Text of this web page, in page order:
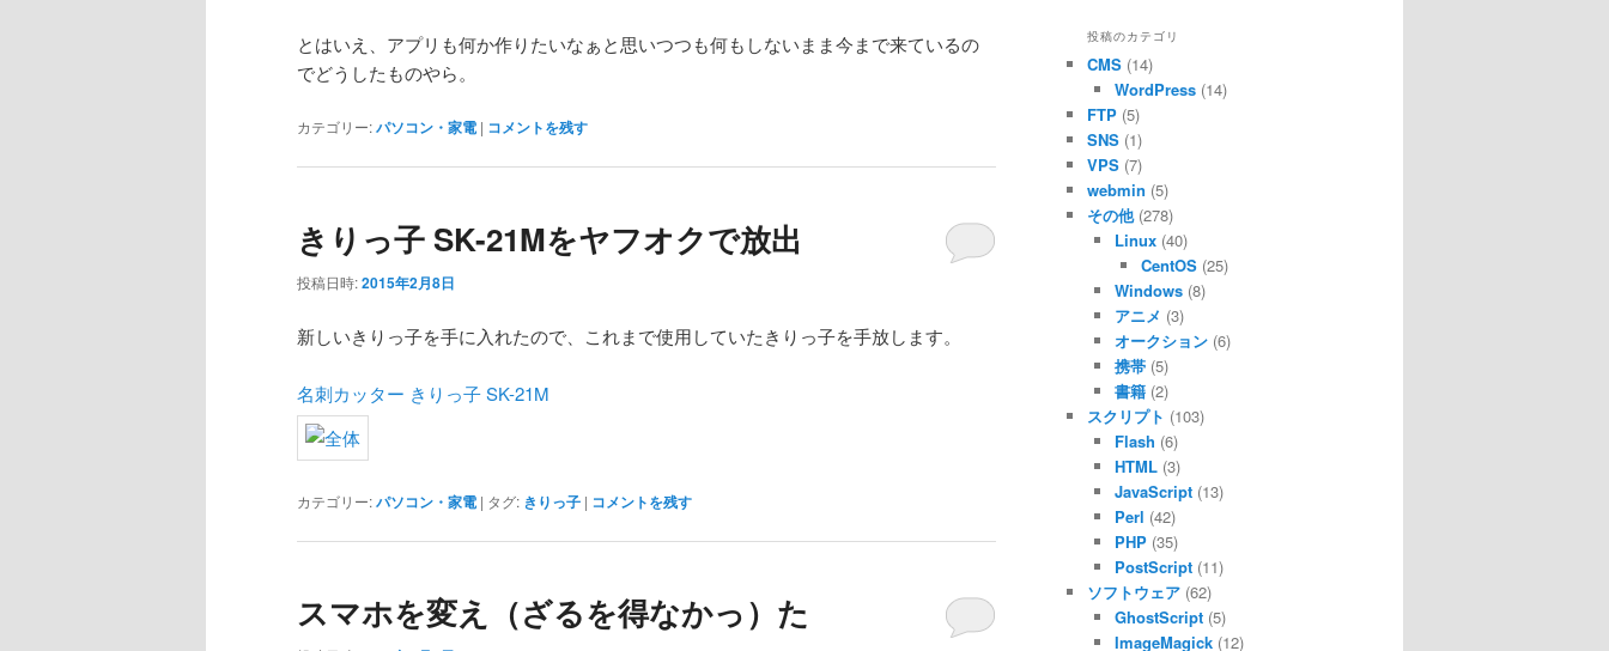
とはいえ、アプリも何か作りたいなぁと思いつつも何もしないまま今まで来ているの
でどうしたものやら。
カテゴリー:パソコン・家電 | コメントを残す
きりっ子 SK-21Mをヤフオクで放出
投稿日時:2015年2月8日
新しいきりっ子を手に入れたので、これまで使用していたきりっ子を手放します。
名刺カッター きりっ子 SK-21M
カテゴリー:パソコン・家電 | タグ: きりっ子 | コメントを残す
スマホを変え（ざるを得なかっ）た
投稿のカテゴリ
CMS (14)
WordPress(14)
FTP (5)
SNS (1)
VPS (7)
webmin (5)
その他(278)
Linux(40)
CentOS (25)
Windows(8)
アニメ (3)
オークション(6)
携帯(5)
書籍(2)
スクリプト (103)
Flash (6)
HTML(3)
JavaScript(13)
Perl (42)
PHP(35)
PostScript(11)
ソフトウェア (62)
GhostScript(5)
ImageMagick(12)